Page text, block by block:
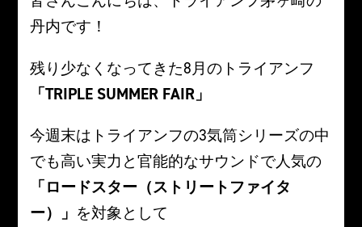
丹内です！
残り少なくなってきた8月のトライアンフ
「TRIPLE SUMMER FAIR」
今週末はトライアンフの3気筒シリーズの中
でも高い実力と官能的なサウンドで人気の
「ロードスター（ストリートファイタ
ー）」 を対象として